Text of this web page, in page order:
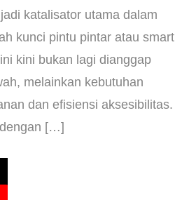
katalisator utama dalam
kunci pintu pintar atau smart
kini bukan lagi dianggap
melainkan kebutuhan
dan efisiensi aksesibilitas.
[…]